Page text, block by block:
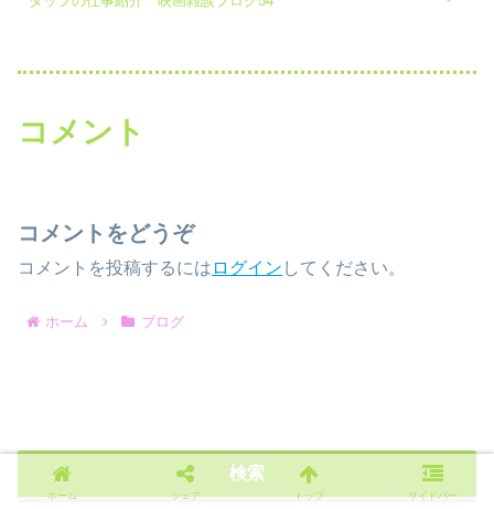
コメント
コメントをどうぞ
コメントを投稿するには ログイン してください。
ホーム ブログ
検索
ホーム シェア トップ サイドバー